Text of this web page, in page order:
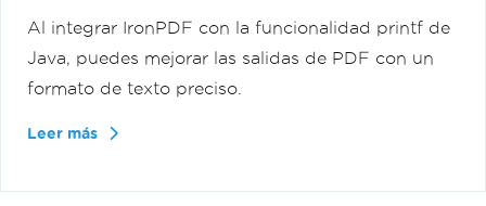
Al integrar IronPDF con la funcionalidad printf de
Java, puedes mejorar las salidas de PDF con un
formato de texto preciso.
Leer más